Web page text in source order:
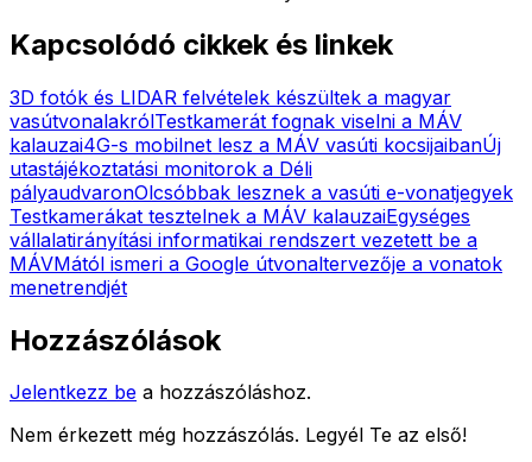
Kapcsolódó cikkek és linkek
3D fotók és LIDAR felvételek készültek a magyar
vasútvonalakrólTestkamerát fognak viselni a MÁV
kalauzai4G-s mobilnet lesz a MÁV vasúti kocsijaibanÚj
utastájékoztatási monitorok a Déli
pályaudvaronOlcsóbbak lesznek a vasúti e-vonatjegyek
Testkamerákat tesztelnek a MÁV kalauzaiEgységes
vállalatirányítási informatikai rendszert vezetett be a
MÁVMától ismeri a Google útvonaltervezője a vonatok
menetrendjét
Hozzászólások
Jelentkezz be a hozzászóláshoz.
Nem érkezett még hozzászólás. Legyél Te az első!